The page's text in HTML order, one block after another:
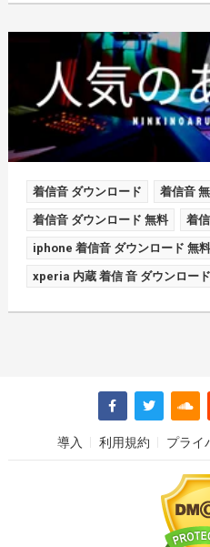
着信音 ダウンロード 着信音
着信音 ダウンロード 無料 着
iphone 着信音 ダウンロード 無料
xperia 内蔵 着信 音 ダウンロード
導入 利用規約 プライ